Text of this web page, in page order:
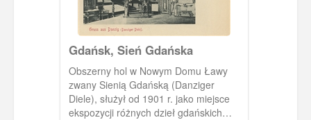
Gdańsk, Sień Gdańska
Obszerny hol w Nowym Domu Ławy
zwany Sienią Gdańską (Danziger
Diele), służył od 1901 r. jako miejsce
ekspozycji różnych dzieł gdańskich